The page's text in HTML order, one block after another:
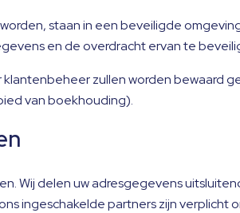
staan in een beveiligde
en de overdracht ervan te
zullen worden bewaard
van boekhouding).
Wij delen uw adresgegevens
ingeschakelde partners zijn verplicht